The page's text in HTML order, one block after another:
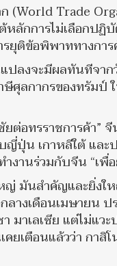
ก (World Trade
หลักการไม่เลือกป
ยุติข้อพิพาททางการ
ปลงจะมีผลทันทีจา
ศุลกากรของทรัมป์
ยต่อทรราชการค้า
ปุ่น เกาหลีใต้ และ
งานร่วมกับจีน “เ
ญ่ มันสำคัญและยิ่ง
ลางเดือนเมษายน
าเลเซีย แต่ไม่แวะ
ยเตือนแล้วว่า กาสิ